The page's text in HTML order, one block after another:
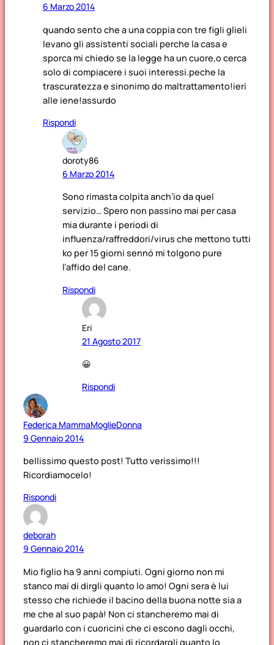
6 Marzo 2014
quando sento che a una coppia con tre figli glieli
levano gli assistenti sociali perche la casa e
sporca mi chiedo se la legge ha un cuore,o cerca
solo di compiacere i suoi interessi.peche la
trascuratezza e sinonimo do maltrattamento!ieri
alle iene!assurdo
Rispondi
doroty86
6 Marzo 2014
Sono rimasta colpita anch’io da quel
servizio… Spero non passino mai per casa
mia durante i periodi di
influenza/raffreddori/virus che mettono tutti
ko per 15 giorni sennó mi tolgono pure
l’affido del cane.
Rispondi
Eri
21 Agosto 2017
😀
Rispondi
Federica MammaMoglieDonna
9 Gennaio 2014
bellissimo questo post! Tutto verissimo!!!
Ricordiamocelo!
Rispondi
deborah
9 Gennaio 2014
Mio figlio ha 9 anni compiuti. Ogni giorno non mi
stanco mai di dirgli quanto lo amo! Ogni sera è lui
stesso che richiede il bacino della buona notte sia a
me che al suo papà! Non ci stancheremo mai di
guardarlo con i cuoricini che ci escono dagli occhi,
non ci stancheremo mai di ricordargli quanto lo